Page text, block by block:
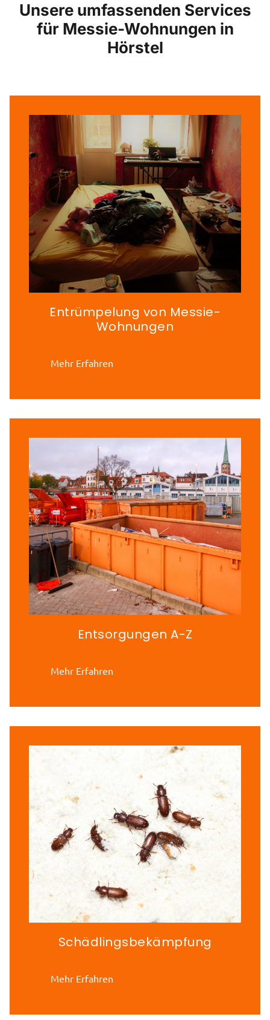
Unsere umfassenden Services
für Messie-Wohnungen in
Hörstel
Entrümpelung von Messie-
Wohnungen
Mehr Erfahren
Entsorgungen A-Z
Mehr Erfahren
Schädlingsbekämpfung
Mehr Erfahren